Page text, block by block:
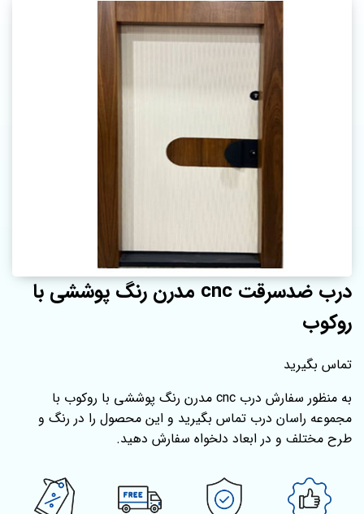
درب ضدسرقت cnc مدرن رنگ پوششی با
روکوب
تماس بگیرید
به منظور سفارش درب cnc مدرن رنگ پوششی با روکوب با
مجموعه راسان درب تماس بگیرید و این محصول را در رنگ و
طرح مختلف و در ابعاد دلخواه سفارش دهید.